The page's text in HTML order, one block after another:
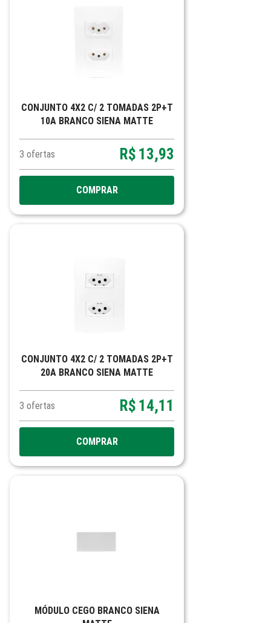
CONJUNTO 4X2 C/ 2 TOMADAS 2P+T
10A BRANCO SIENA MATTE
3 ofertas R$ 13,93
COMPRAR
CONJUNTO 4X2 C/ 2 TOMADAS 2P+T
20A BRANCO SIENA MATTE
3 ofertas R$ 14,11
COMPRAR
MÓDULO CEGO BRANCO SIENA